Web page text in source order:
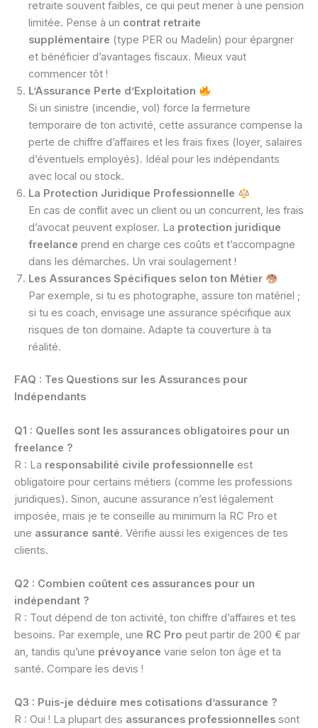
retraite souvent faibles, ce qui peut mener à une pension
limitée. Pense à un contrat retraite
supplémentaire (type PER ou Madelin) pour épargner
et bénéficier d’avantages fiscaux. Mieux vaut
commencer tôt !
L’Assurance Perte d’Exploitation
Si un sinistre (incendie, vol) force la fermeture
temporaire de ton activité, cette assurance compense la
perte de chiffre d’affaires et les frais fixes (loyer, salaires
d’éventuels employés). Idéal pour les indépendants
avec local ou stock.
La Protection Juridique Professionnelle
En cas de conflit avec un client ou un concurrent, les frais
d’avocat peuvent exploser. La protection juridique
freelance prend en charge ces coûts et t’accompagne
dans les démarches. Un vrai soulagement !
Les Assurances Spécifiques selon ton Métier
Par exemple, si tu es photographe, assure ton matériel ;
si tu es coach, envisage une assurance spécifique aux
risques de ton domaine. Adapte ta couverture à ta
réalité.
FAQ : Tes Questions sur les Assurances pour
Indépendants
Q1 : Quelles sont les assurances obligatoires pour un
freelance ?
R : La responsabilité civile professionnelle est
obligatoire pour certains métiers (comme les professions
juridiques). Sinon, aucune assurance n’est légalement
imposée, mais je te conseille au minimum la RC Pro et
une assurance santé. Vérifie aussi les exigences de tes
clients.
Q2 : Combien coûtent ces assurances pour un
indépendant ?
R : Tout dépend de ton activité, ton chiffre d’affaires et tes
besoins. Par exemple, une RC Pro peut partir de 200 € par
an, tandis qu’une prévoyance varie selon ton âge et ta
santé. Compare les devis !
Q3 : Puis-je déduire mes cotisations d’assurance ?
R : Oui ! La plupart des assurances professionnelles sont